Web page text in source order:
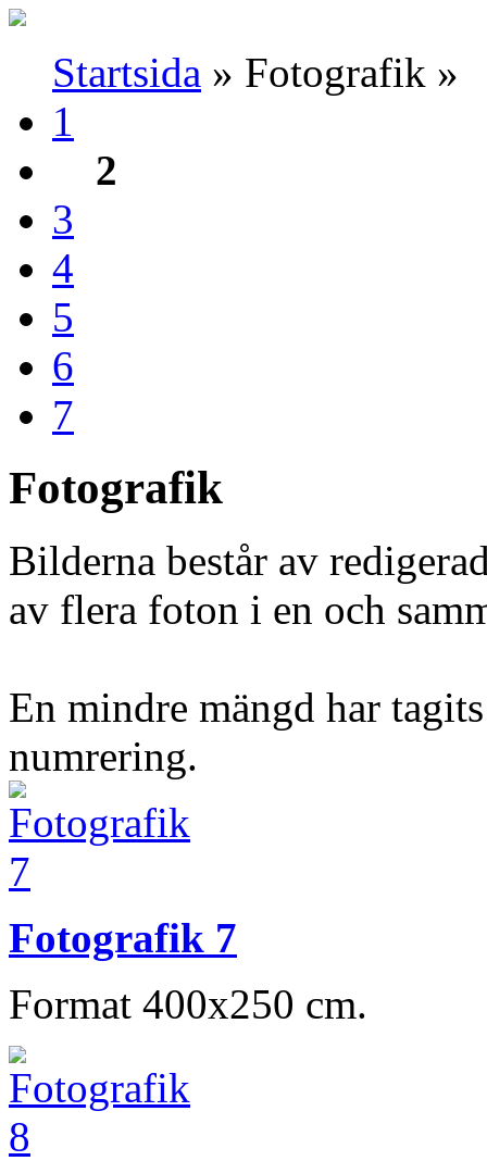
Startsida » Fotografik »
1
2
3
4
5
6
7
Fotografik
Bilderna består av
av flera foton i en och
En mindre mängd har
numrering.
Fotografik 7
Format 400x250 cm.